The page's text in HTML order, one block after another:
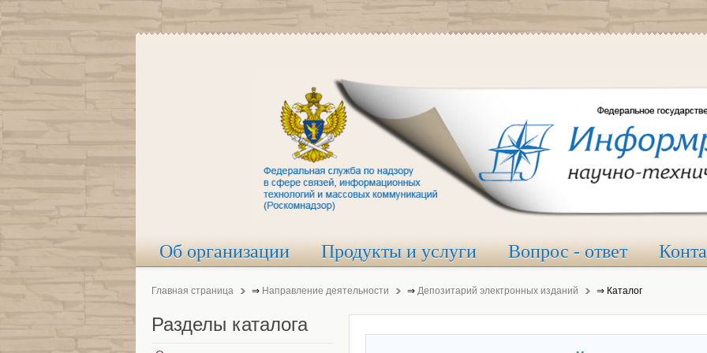
Об организации Продукты и услуги Вопрос - ответ
Главная страница ⇒ Направление деятельности ⇒ Депозитарий электронных изданий ⇒ Каталог
Разделы каталога